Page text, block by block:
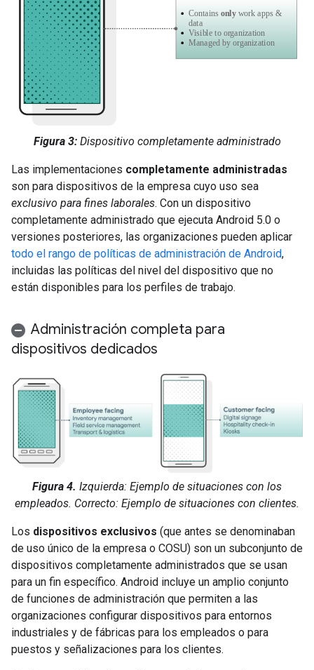
Figura 3:Dispositivo completamente administrado
Las implementaciones completamente administradas
son para dispositivos de la empresa cuyo uso sea
exclusivo para fines laborales. Con un dispositivo
completamente administrado que ejecuta Android 5.0 o
versiones posteriores, las organizaciones pueden aplicar
todo el rango de políticas de administración de Android,
incluidas las políticas del nivel del dispositivo que no
están disponibles para los perfiles de trabajo.
Administración completa para
dispositivos dedicados
Figura 4. Izquierda: Ejemplo de situaciones con los
empleados. Correcto: Ejemplo de situaciones con clientes.
Los dispositivos exclusivos (que antes se denominaban
de uso único de la empresa o COSU) son un subconjunto de
dispositivos completamente administrados que se usan
para un fin específico. Android incluye un amplio conjunto
de funciones de administración que permiten a las
organizaciones configurar dispositivos para entornos
industriales y de fábricas para los empleados o para
puestos y señalizaciones para los clientes.